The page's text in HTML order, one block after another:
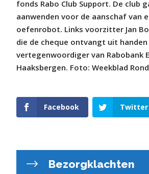
fonds Rabo Club Support. De club
aanwenden voor de aanschaf van
oefenrobot. Links voorzitter Jan
die de cheque ontvangt uit handen
vertegenwoordiger van Rabobank
Haaksbergen. Foto: Weekblad
Facebook Twitter
Bezorgklachten